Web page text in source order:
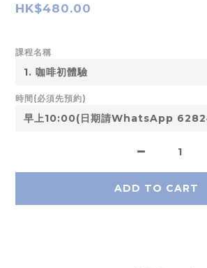
HK$480.00
課程名稱
時間(必須先預約)
ADD TO CART